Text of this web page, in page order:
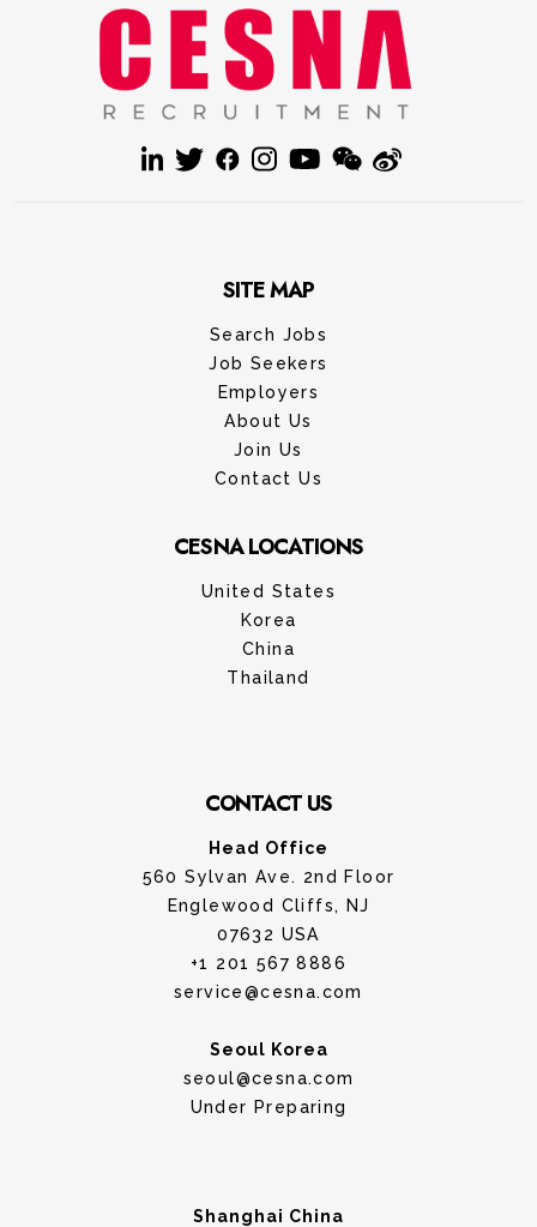
SITE MAP
Search Jobs
Job Seekers
Employers
About Us
Join Us
Contact Us
CESNA LOCATIONS
United States
Korea
China
Thailand
CONTACT US
Head Office
560 Sylvan Ave. 2nd Floor
Englewood Cliffs, NJ
07632 USA
+1 201 567 8886
service@cesna.com
Seoul Korea
seoul@cesna.com
Under Preparing
Shanghai China